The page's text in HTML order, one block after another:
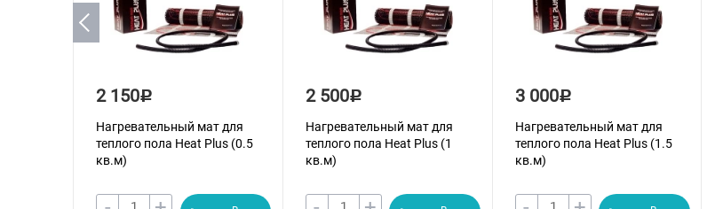
2 150Р
Нагревательный мат для
теплого пола Heat Plus (0.5
кв.м)
2 500Р
Нагревательный мат для
теплого пола Heat Plus (1
кв.м)
3 000Р
Нагревательный мат для
теплого пола Heat Plus (1.5
кв.м)